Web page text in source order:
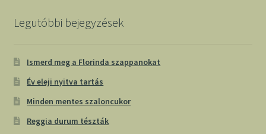
Legutóbbi bejegyzések
Ismerd meg a Florinda szappanokat
Év eleji nyitva tartás
Minden mentes szaloncukor
Reggia durum tészták